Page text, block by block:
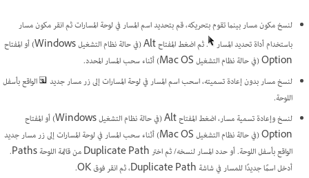
لنسخ مكون مسار بينما تقوم بتحريكه، قم بتحديد اسم المسار في لوحة المسارات ثم انقر مكون مسار
باستخدام أداة تحديد المسار
. ثم اضغط المفتاح Alt (في حالة نظام التشغيل Windows) أو المفتاح
Option (في حالة نظام التشغيل Mac OS) أثناء سحب المسار المحدد.
لنسخ مسار بدون إعادة تسميته، اسحب اسم المسار في لوحة المسارات إلى زر مسار جديد
الواقع بأسفل
اللوحة.
لنسخ وإعادة تسمية مسار، اضغط المفتاح Alt (في حالة نظام التشغيل Windows) أو المفتاح
Option (في حالة نظام التشغيل Mac OS) أثناء سحب المسار في لوحة المسارات إلى زر مسار جديد
الواقع بأسفل اللوحة. أو حدد المسار لنسخه/ ثم اختر Duplicate Path من قائمة اللوحة Paths.
أدخل اسمًا جديدًا للمسار في شاشة Duplicate Path، ثم انقر فوق OK.